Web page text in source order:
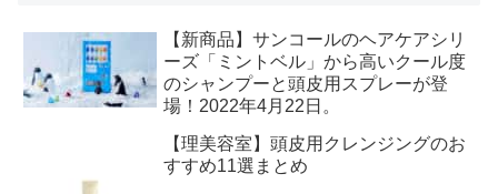
【新商品】サンコールのヘアケアシリ
ーズ「ミントベル」から高いクール度
のシャンプーと頭皮用スプレーが登
場！2022年4月22日。
【理美容室】頭皮用クレンジングのお
すすめ11選まとめ